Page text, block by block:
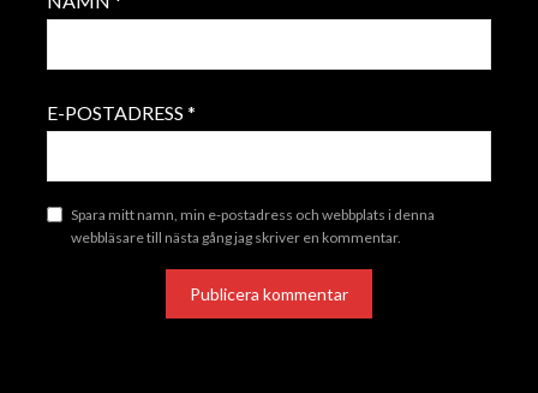
E-POSTADRESS *
Spara mitt namn, min e-postadress och webbplats i denna
webbläsare till nästa gång jag skriver en kommentar.